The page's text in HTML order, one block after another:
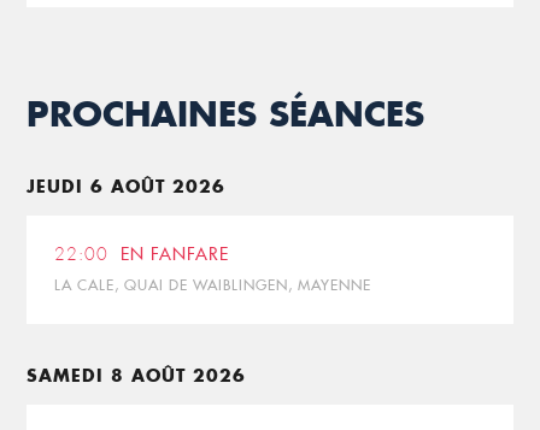
PROCHAINES SÉANCES
JEUDI 6 AOÛT 2026
22:00 EN FANFARE
LA CALE, QUAI DE WAIBLINGEN, MAYENNE
SAMEDI 8 AOÛT 2026